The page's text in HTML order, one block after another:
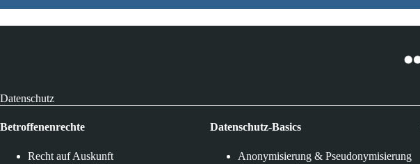
Datenschutz
Betroffenenrechte
Recht auf Auskunft
Datenschutz-Basics
Anonymisierung & Pseudonymisierung